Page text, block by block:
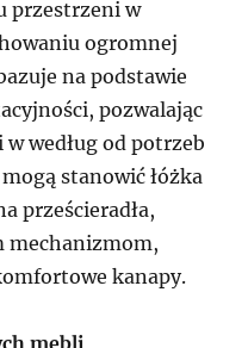
przestrzeni w
ogromnej
na podstawie
pozwalając
według od potrzeb
stanowić łóżka
prześcieradła,
mechanizmom,
kanapy.
mebli